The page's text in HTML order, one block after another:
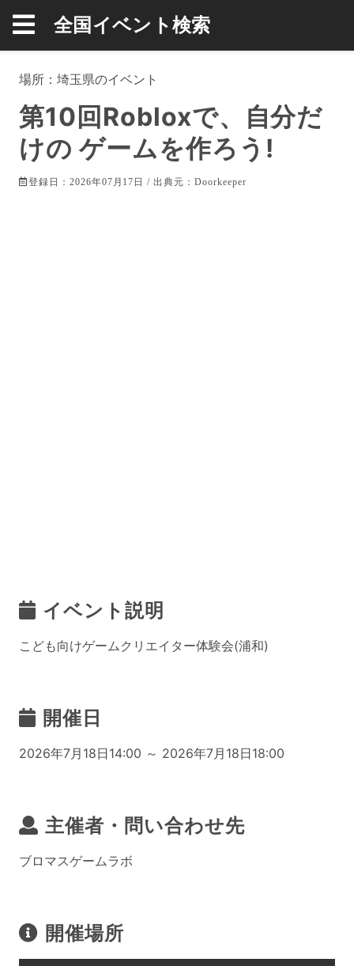
全国イベント検索
場所： 埼玉県のイベント
第10回Robloxで、自分だ
けの ゲームを作ろう!
登録日：2026年07月17日 / 出典元：Doorkeeper
イベント説明
こども向けゲームクリエイター体験会(浦和)
開催日
2026年7月18日14:00 ～ 2026年7月18日18:00
主催者・問い合わせ先
ブロマスゲームラボ
開催場所